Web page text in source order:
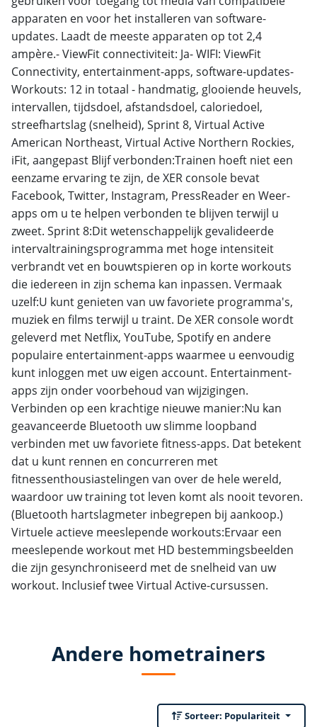
apparaten en voor het installeren van software-
updates. Laadt de meeste apparaten op tot 2,4
ampère.- ViewFit connectiviteit: Ja- WIFI: ViewFit
Connectivity, entertainment-apps, software-updates-
Workouts: 12 in totaal - handmatig, glooiende heuvels,
intervallen, tijdsdoel, afstandsdoel, caloriedoel,
streefhartslag (snelheid), Sprint 8, Virtual Active
American Northeast, Virtual Active Northern Rockies,
iFit, aangepast Blijf verbonden:Trainen hoeft niet een
eenzame ervaring te zijn, de XER console bevat
Facebook, Twitter, Instagram, PressReader en Weer-
apps om u te helpen verbonden te blijven terwijl u
zweet. Sprint 8:Dit wetenschappelijk gevalideerde
intervaltrainingsprogramma met hoge intensiteit
verbrandt vet en bouwtspieren op in korte workouts
die iedereen in zijn schema kan inpassen. Vermaak
uzelf:U kunt genieten van uw favoriete programma's,
muziek en films terwijl u traint. De XER console wordt
geleverd met Netflix, YouTube, Spotify en andere
populaire entertainment-apps waarmee u eenvoudig
kunt inloggen met uw eigen account. Entertainment-
apps zijn onder voorbehoud van wijzigingen.
Verbinden op een krachtige nieuwe manier:Nu kan
geavanceerde Bluetooth uw slimme loopband
verbinden met uw favoriete fitness-apps. Dat betekent
dat u kunt rennen en concurreren met
fitnessenthousiastelingen van over de hele wereld,
waardoor uw training tot leven komt als nooit tevoren.
(Bluetooth hartslagmeter inbegrepen bij aankoop.)
Virtuele actieve meeslepende workouts:Ervaar een
meeslepende workout met HD bestemmingsbeelden
die zijn gesynchroniseerd met de snelheid van uw
workout. Inclusief twee Virtual Active-cursussen.
Andere hometrainers
Sorteer: Populariteit